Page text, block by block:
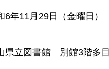
6年11月29日（金曜日
県立図書館 別館3階多